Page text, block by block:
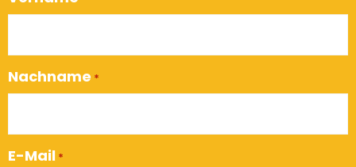
Nachname *
E-Mail *